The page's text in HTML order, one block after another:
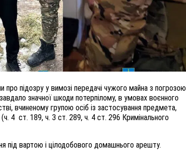
про підозру у вимозі передачі чужого майна з погрозою
значної шкоди потерпілому, в умовах воєнного
вчиненому групою осіб із застосування предмета,
4 ст. 189, ч. 3 ст. 289, ч. 4 ст. 296 Кримінального
під вартою і цілодобового домашнього арешту.
25 листопада 2025